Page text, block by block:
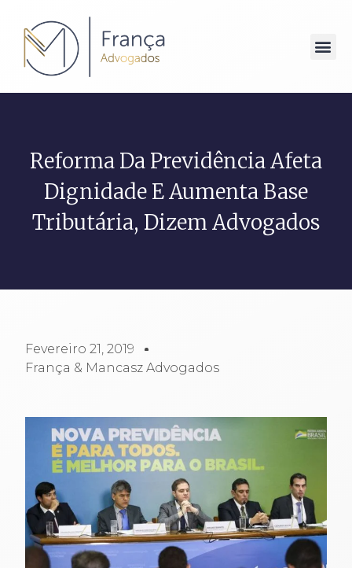
Reforma Da Previdência Afeta
Dignidade E Aumenta Base
Tributária, Dizem Advogados
Fevereiro 21, 2019
França & Mancasz Advogados